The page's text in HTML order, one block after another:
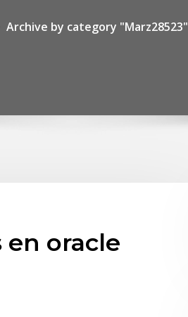
Archive by category "Marz28523"
en oracle